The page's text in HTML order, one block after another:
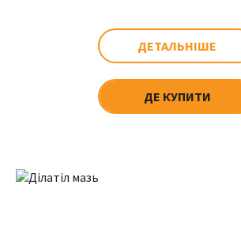
ДЕТАЛЬНІШЕ
ДЕ КУПИТИ